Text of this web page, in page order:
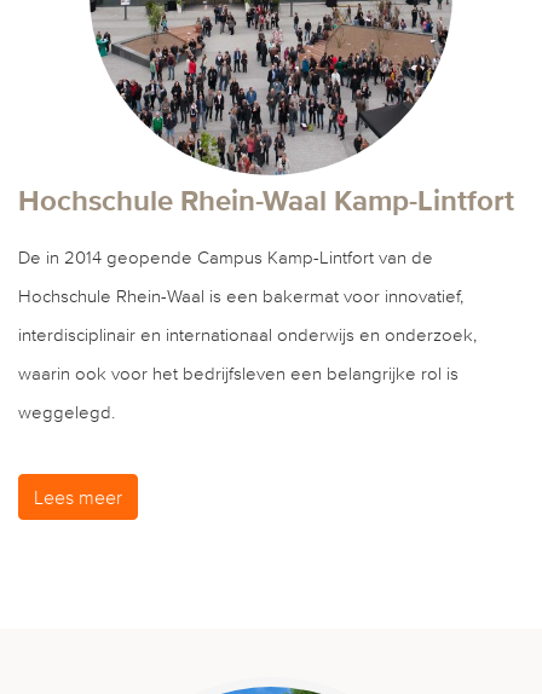
Hochschule Rhein-Waal Kamp-Lintfort
De in 2014 geopende Campus Kamp-Lintfort van de
Hochschule Rhein-Waal is een bakermat voor innovatief,
interdisciplinair en internationaal onderwijs en onderzoek,
waarin ook voor het bedrijfsleven een belangrijke rol is
weggelegd.
Lees meer